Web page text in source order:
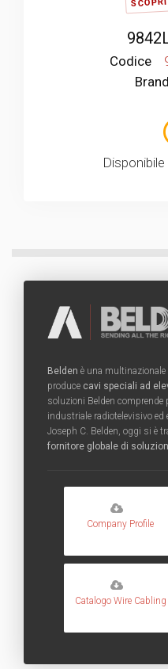
Codice
Brand
Belden è una multinazionale
produce cavi speciali ad
soluzioni Belden
industriale radiotelevisivo ed
Joseph C. Belden, oggi si è
fornitore globale di
Company Profile
Catalogo Wire Cabling